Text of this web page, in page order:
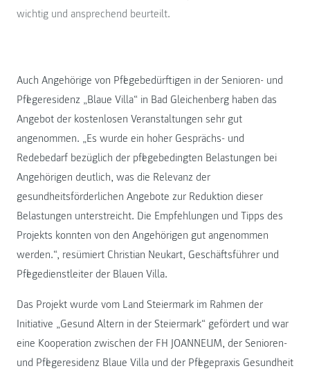
wichtig und ansprechend beurteilt.
Auch Angehörige von Pflegebedürftigen in der Senioren- und
Pflegeresidenz „Blaue Villa“ in Bad Gleichenberg haben das
Angebot der kostenlosen Veranstaltungen sehr gut
angenommen. „Es wurde ein hoher Gesprächs- und
Redebedarf bezüglich der pflegebedingten Belastungen bei
Angehörigen deutlich, was die Relevanz der
gesundheitsförderlichen Angebote zur Reduktion dieser
Belastungen unterstreicht. Die Empfehlungen und Tipps des
Projekts konnten von den Angehörigen gut angenommen
werden.“, resümiert Christian Neukart, Geschäftsführer und
Pflegedienstleiter der Blauen Villa.
Das Projekt wurde vom Land Steiermark im Rahmen der
Initiative „Gesund Altern in der Steiermark“ gefördert und war
eine Kooperation zwischen der FH JOANNEUM, der Senioren-
und Pflegeresidenz Blaue Villa und der Pflegepraxis Gesundheit